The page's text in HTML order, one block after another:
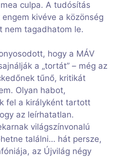
culpa. A tudósítás
kivéve a közönség
nem tagadhatom le.
hogy a MÁV
a „tortát” – még az
tűnő, kritikát
Olyan habot,
fel a királyként tartott
az leírhatatlan.
világszínvonalú
találni… hát persze,
az Újvilág négy